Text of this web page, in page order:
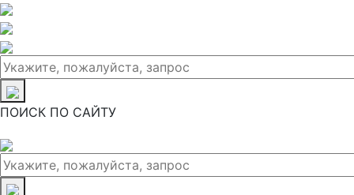
ПОИСК ПО САЙТУ